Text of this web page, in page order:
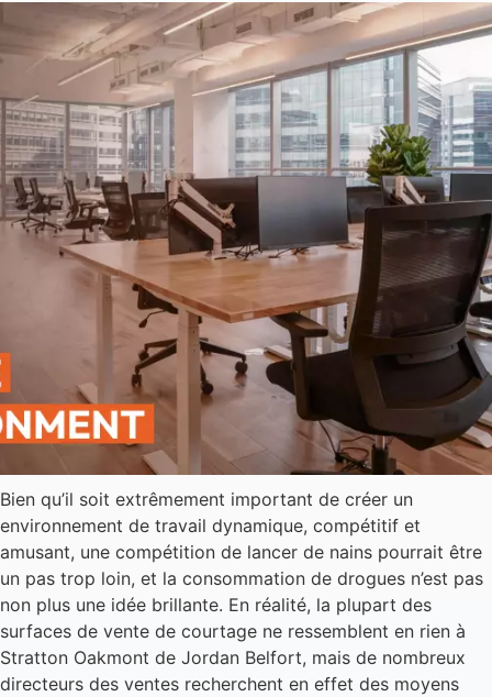
Bien qu’il soit extrêmement important de créer un
environnement de travail dynamique, compétitif et
amusant, une compétition de lancer de nains pourrait être
un pas trop loin, et la consommation de drogues n’est pas
non plus une idée brillante. En réalité, la plupart des
surfaces de vente de courtage ne ressemblent en rien à
Stratton Oakmont de Jordan Belfort, mais de nombreux
directeurs des ventes recherchent en effet des moyens